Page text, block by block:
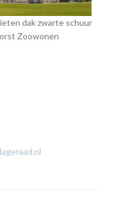
dak zwarte schuur
Zoowonen